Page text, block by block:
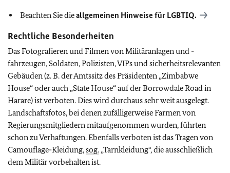
Beachten Sie dieallgemeinen Hinweise für LGBTIQ.
Rechtliche Besonderheiten
Das Fotografieren und Filmen von Militäranlagen und -
fahrzeugen, Soldaten, Polizisten, VIPs und sicherheitsrelevanten
Gebäuden (z. B. der Amtssitz des Präsidenten „Zimbabwe
House“ oder auch „State House“ auf der Borrowdale Road in
Harare) ist verboten. Dies wird durchaus sehr weit ausgelegt.
Landschaftsfotos, bei denen zufälligerweise Farmen von
Regierungsmitgliedern mitaufgenommen wurden, führten
schon zu Verhaftungen. Ebenfalls verboten ist das Tragen von
Camouflage-Kleidung,sog.„Tarnkleidung“, die ausschließlich
dem Militär vorbehalten ist.